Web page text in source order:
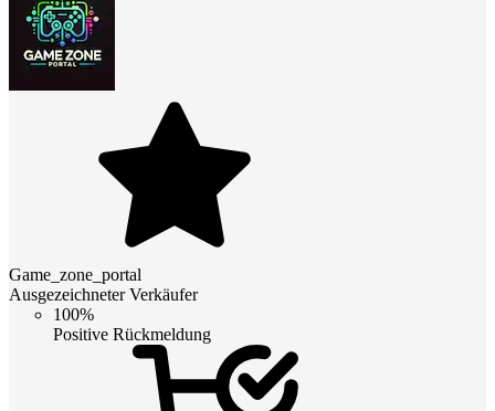
Game_zone_portal
Ausgezeichneter Verkäufer
100%
Positive Rückmeldung